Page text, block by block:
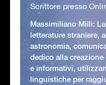
Scrittore presso
Massimiliano Milli:
letterature straniere,
astronomia,
dedico alla
e informativi,
linguistiche per